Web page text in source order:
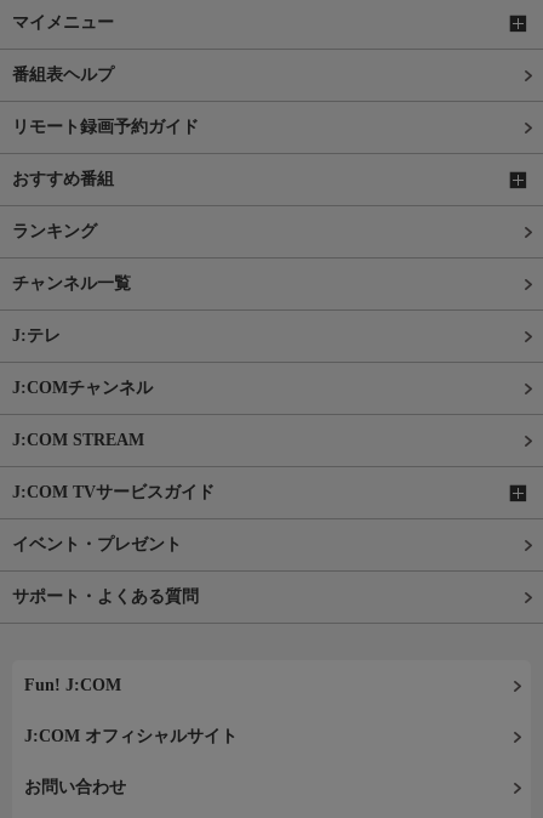
マイメニュー
番組表ヘルプ
リモート録画予約ガイド
おすすめ番組
ランキング
チャンネル一覧
J:テレ
J:COMチャンネル
J:COM STREAM
J:COM TVサービスガイド
イベント・プレゼント
サポート・よくある質問
Fun! J:COM
J:COM オフィシャルサイト
お問い合わせ